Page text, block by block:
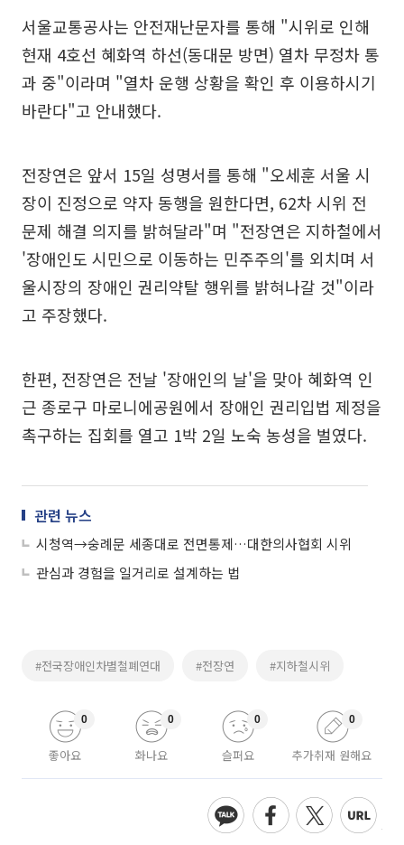
서울교통공사는 안전재난문자를 통해 "시위로 인해
현재 4호선 혜화역 하선(동대문 방면) 열차 무정차 통
과 중"이라며 "열차 운행 상황을 확인 후 이용하시기
바란다"고 안내했다.
전장연은 앞서 15일 성명서를 통해 "오세훈 서울 시
장이 진정으로 약자 동행을 원한다면, 62차 시위 전
문제 해결 의지를 밝혀달라"며 "전장연은 지하철에서
'장애인도 시민으로 이동하는 민주주의'를 외치며 서
울시장의 장애인 권리약탈 행위를 밝혀나갈 것"이라
고 주장했다.
한편, 전장연은 전날 '장애인의 날'을 맞아 혜화역 인
근 종로구 마로니에공원에서 장애인 권리입법 제정을
촉구하는 집회를 열고 1박 2일 노숙 농성을 벌였다.
관련 뉴스
시청역→숭례문 세종대로 전면통제…대한의사협회 시위
관심과 경험을 일거리로 설계하는 법
#전국장애인차별철폐연대 #전장연 #지하철시위
좋아요
0
화나요
0
슬퍼요
0
추가취재 원해요
0